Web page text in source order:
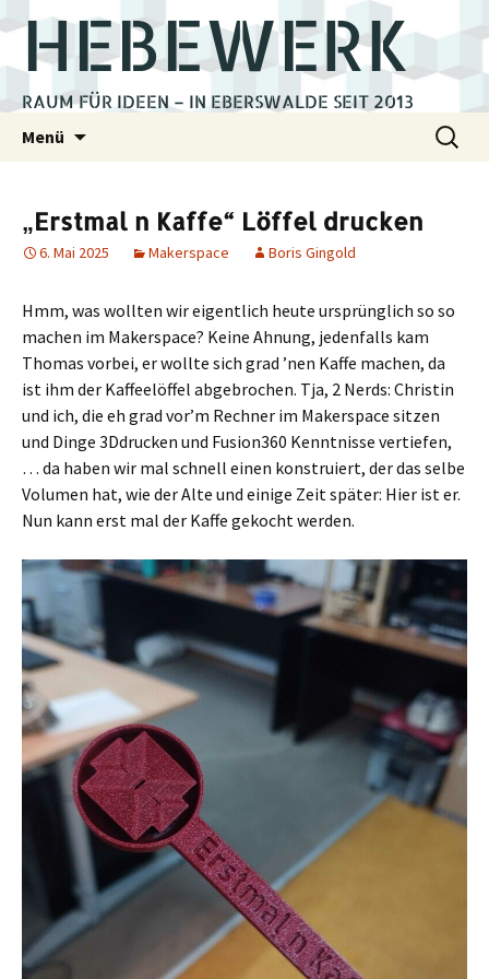
HEBEWERK
RAUM FÜR IDEEN – IN EBERSWALDE SEIT 2013
Menü
Suchen
nach:
„Erstmal n Kaffe“ Löffel drucken
6. Mai 2025 Makerspace Boris Gingold
Hmm, was wollten wir eigentlich heute ursprünglich so so
machen im Makerspace? Keine Ahnung, jedenfalls kam
Thomas vorbei, er wollte sich grad ’nen Kaffe machen, da
ist ihm der Kaffeelöffel abgebrochen. Tja, 2 Nerds: Christin
und ich, die eh grad vor’m Rechner im Makerspace sitzen
und Dinge 3Ddrucken und Fusion360 Kenntnisse vertiefen,
… da haben wir mal schnell einen konstruiert, der das selbe
Volumen hat, wie der Alte und einige Zeit später: Hier ist er.
Nun kann erst mal der Kaffe gekocht werden.